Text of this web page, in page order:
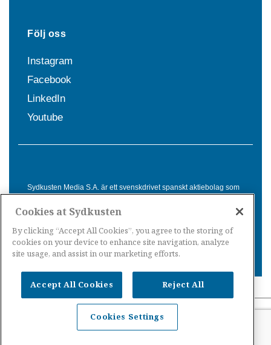
Följ oss
Instagram
Facebook
LinkedIn
Youtube
Sydkusten Media S.A. är ett svenskdrivet spanskt aktiebolag som
Spanien. Genom nyhetsbevakning av hela Spanien, med bas på
informationsförmedling för svenskar i Spanien.
Nyheter Spanien· Nyheter Costa del Sol
Costa Tropical·Nyheter Costa Blanca
Cookies at Sydkusten
By clicking “Accept All Cookies”, you agree to the storing of
cookies on your device to enhance site navigation, analyze
site usage, and assist in our marketing efforts.
Accept All Cookies Reject All
Cookies Settings